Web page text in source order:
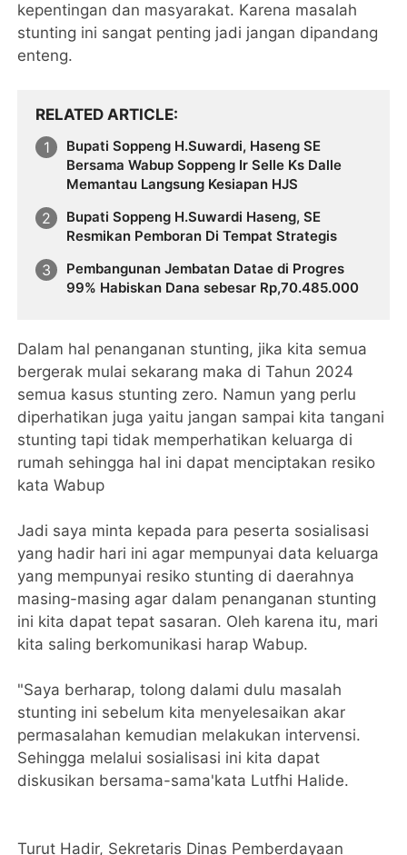
kepentingan dan masyarakat. Karena masalah
stunting ini sangat penting jadi jangan dipandang
enteng.
RELATED ARTICLE
Bupati Soppeng H.Suwardi, Haseng SE
Bersama Wabup Soppeng Ir Selle Ks Dalle
Memantau Langsung Kesiapan HJS
Bupati Soppeng H.Suwardi Haseng, SE
Resmikan Pemboran Di Tempat Strategis
Pembangunan Jembatan Datae di Progres
99% Habiskan Dana sebesar Rp,70.485.000
Dalam hal penanganan stunting, jika kita semua
bergerak mulai sekarang maka di Tahun 2024
semua kasus stunting zero. Namun yang perlu
diperhatikan juga yaitu jangan sampai kita tangani
stunting tapi tidak memperhatikan keluarga di
rumah sehingga hal ini dapat menciptakan resiko
kata Wabup
Jadi saya minta kepada para peserta sosialisasi
yang hadir hari ini agar mempunyai data keluarga
yang mempunyai resiko stunting di daerahnya
masing-masing agar dalam penanganan stunting
ini kita dapat tepat sasaran. Oleh karena itu, mari
kita saling berkomunikasi harap Wabup.
"Saya berharap, tolong dalami dulu masalah
stunting ini sebelum kita menyelesaikan akar
permasalahan kemudian melakukan intervensi.
Sehingga melalui sosialisasi ini kita dapat
diskusikan bersama-sama'kata Lutfhi Halide.
Turut Hadir, Sekretaris Dinas Pemberdayaan